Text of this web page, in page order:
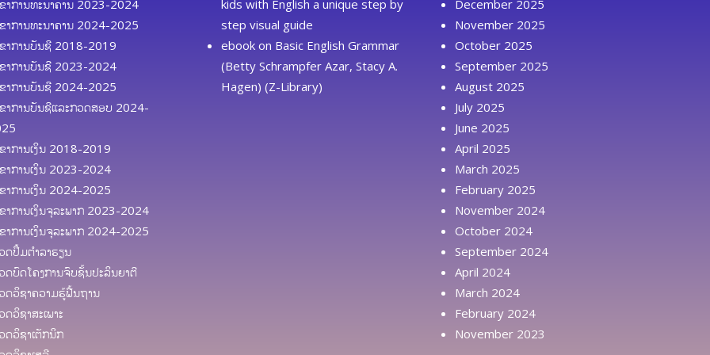
າການທະນາຄານ 2023-2024
າການທະນາຄານ 2024-2025
າການບັນຊີ 2018-2019
າການບັນຊີ 2023-2024
າການບັນຊີ 2024-2025
າການບັນຊີແລະກວດສອບ 2024-
າການເງິນ 2018-2019
າການເງິນ 2023-2024
າການເງິນ 2024-2025
າການເງິນຈຸລະພາກ 2023-2024
າການເງິນຈຸລະພາກ 2024-2025
ປຶ້ມຕຳລາຮຽນ
ບົດໂຄງການຈົບຊັ້ນປະລິນຍາຕີ
ວິຊາຄວາມຮູ້ຟື້ນຖານ
ວິຊາສະເພາະ
ວິຊາເຕັກນິກ
kids with English a unique step by
step visual guide
ebook on Basic English Grammar
(Betty Schrampfer Azar, Stacy A.
Hagen) (Z-Library)
December 2025
November 2025
October 2025
September 2025
August 2025
July 2025
June 2025
April 2025
March 2025
February 2025
November 2024
October 2024
September 2024
April 2024
March 2024
February 2024
November 2023